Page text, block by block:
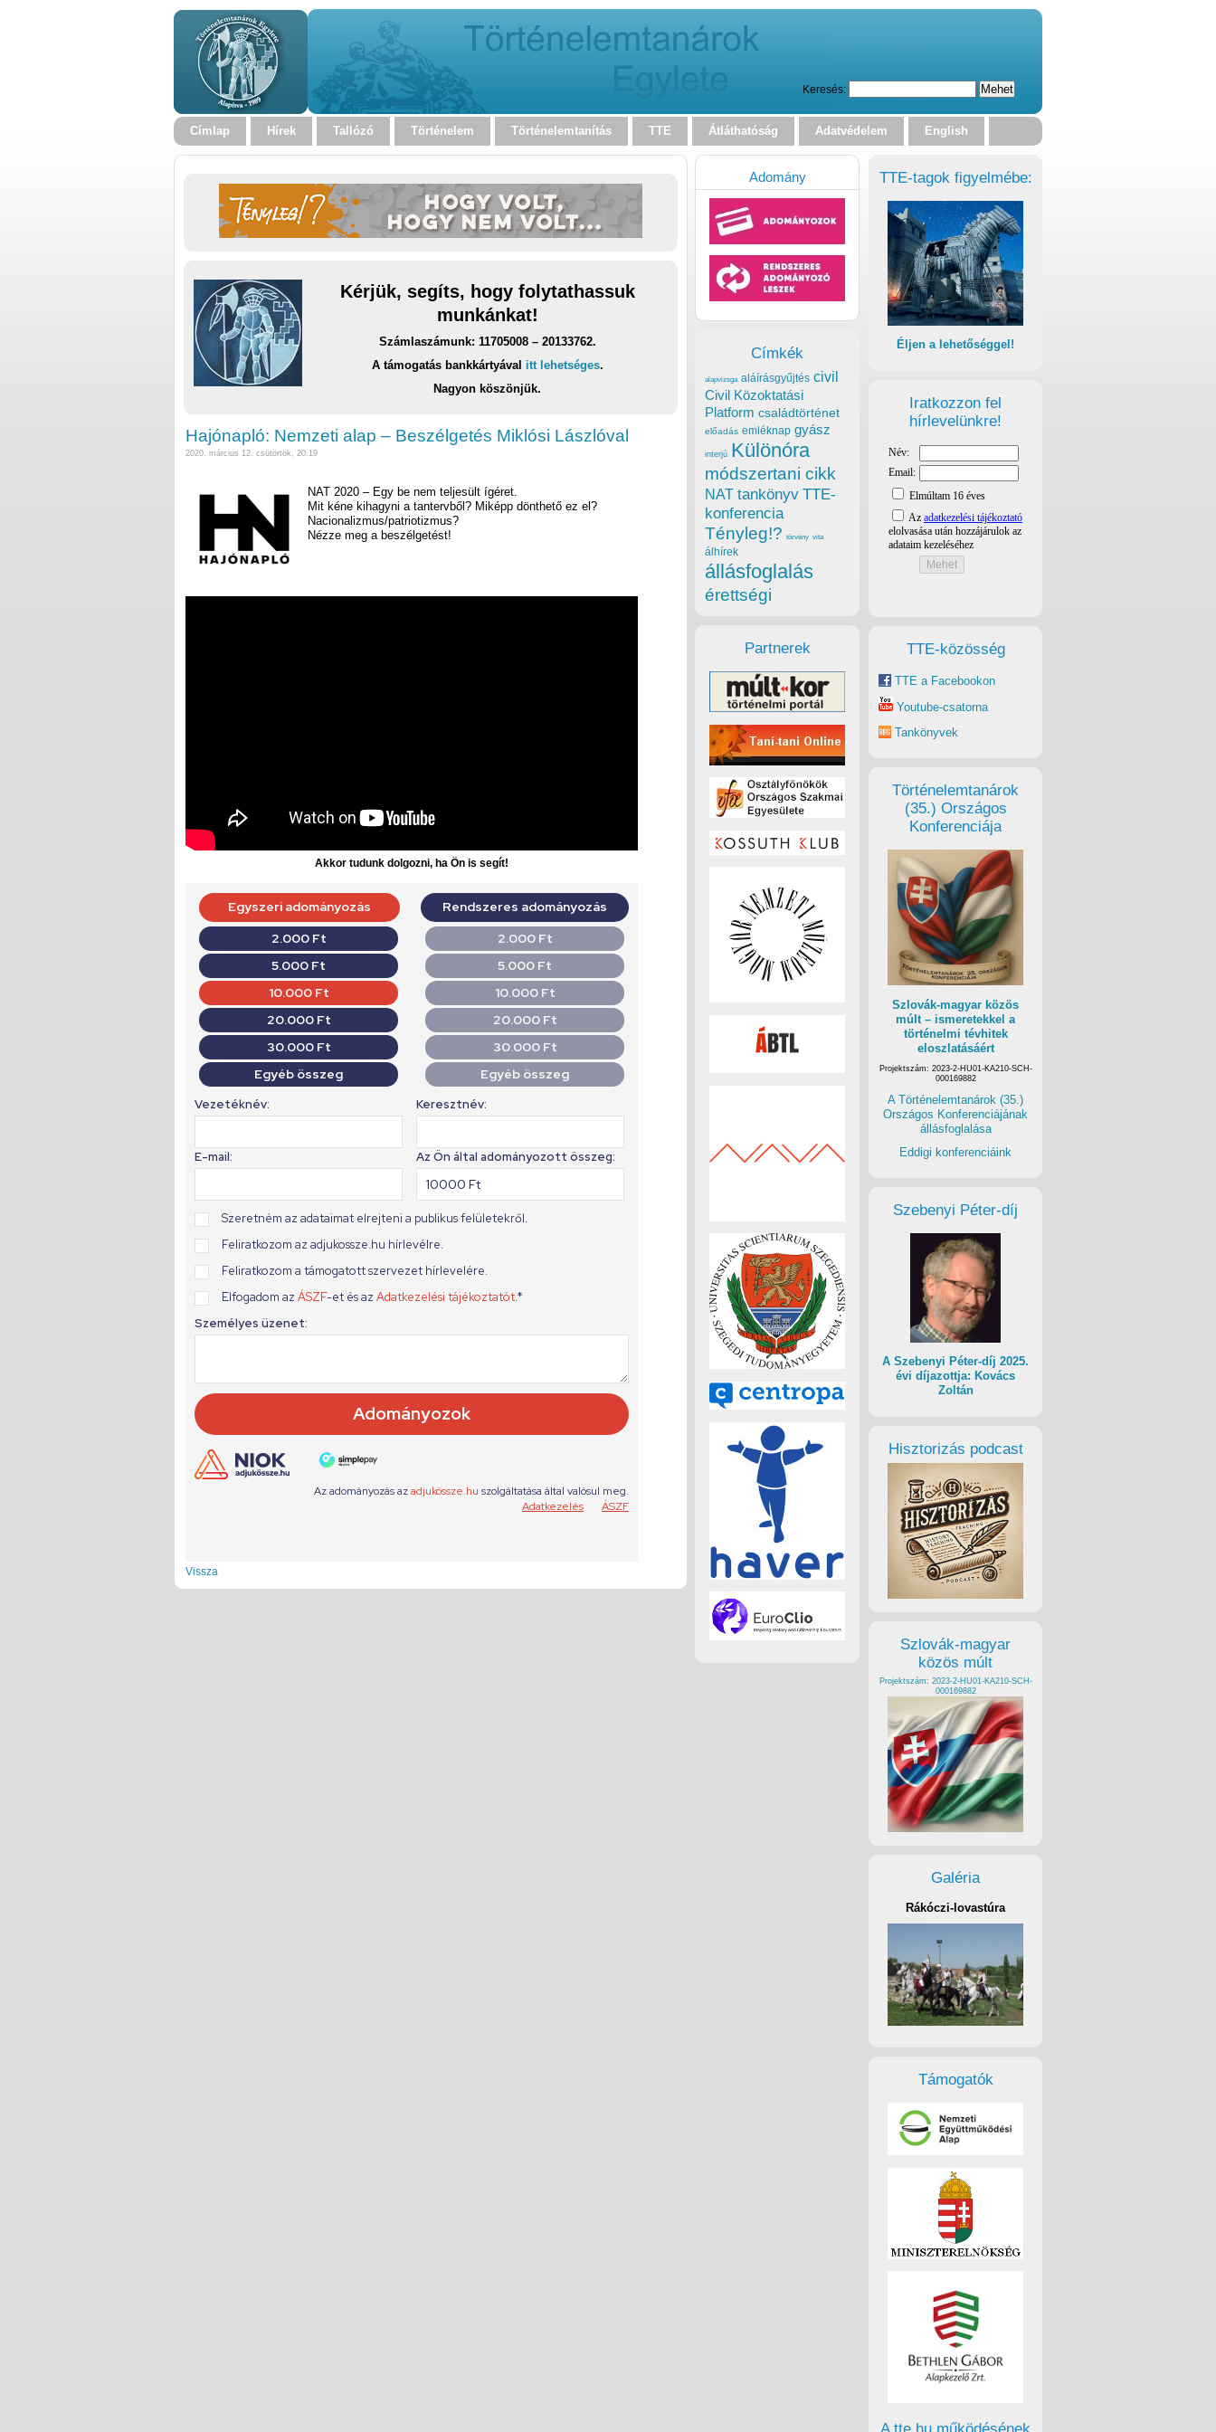
Keresés:
Címlap Hírek Tallózó Történelem Történelemtanítás TTE Átláthatóság Adatvédelem English
Kérjük, segíts, hogy folytathassuk
munkánkat!
Számlaszámunk: 11705008 – 20133762.
A támogatás bankkártyával itt lehetséges.
Nagyon köszönjük.
Hajónapló: Nemzeti alap – Beszélgetés Miklósi Lászlóval
2020. március 12. csütörtök, 20:19
NAT 2020 – Egy be nem teljesült ígéret.
Mit kéne kihagyni a tantervből? Miképp dönthető ez el?
Nacionalizmus/patriotizmus?
Nézze meg a beszélgetést!
Akkor tudunk dolgozni, ha Ön is segít!
Vissza
TTE-tagok figyelmébe:
Éljen a lehetőséggel!
Iratkozzon fel
hírlevelünkre!
TTE-közösség
TTE a Facebookon
Youtube-csatorna
Tankönyvek
Történelemtanárok
(35.) Országos
Konferenciája
Szlovák-magyar közös
múlt – ismeretekkel a
történelmi tévhitek
eloszlatásáért
Projektszám: 2023-2-HU01-KA210-SCH-
000169882
A Történelemtanárok (35.)
Országos Konferenciájának
állásfoglalása
Eddigi konferenciáink
Szebenyi Péter-díj
A Szebenyi Péter-díj 2025.
évi díjazottja: Kovács
Zoltán
Hisztorizás podcast
Szlovák-magyar
közös múlt
Projektszám: 2023-2-HU01-KA210-SCH-
000169882
Galéria
Rákóczi-lovastúra
Támogatók
Adomány
Címkék
alapvizsga aláírásgyűjtés civil
Civil Közoktatási
Platform családtörténet
előadás emléknap gyász
interjú Különóra
módszertani cikk
NAT tankönyv TTE-
konferencia
Tényleg!? törvény vita
álhírek
állásfoglalás
érettségi
Partnerek